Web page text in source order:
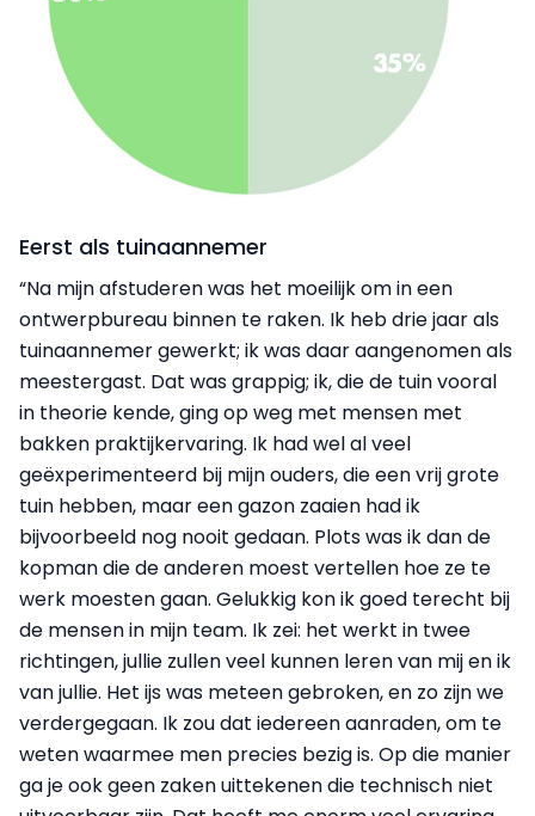
Eerst als tuinaannemer
“Na mijn afstuderen was het moeilijk om in een
ontwerpbureau binnen te raken. Ik heb drie jaar als
tuinaannemer gewerkt; ik was daar aangenomen als
meestergast. Dat was grappig; ik, die de tuin vooral
in theorie kende, ging op weg met mensen met
bakken praktijkervaring. Ik had wel al veel
geëxperimenteerd bij mijn ouders, die een vrij grote
tuin hebben, maar een gazon zaaien had ik
bijvoorbeeld nog nooit gedaan. Plots was ik dan de
kopman die de anderen moest vertellen hoe ze te
werk moesten gaan. Gelukkig kon ik goed terecht bij
de mensen in mijn team. Ik zei: het werkt in twee
richtingen, jullie zullen veel kunnen leren van mij en ik
van jullie. Het ijs was meteen gebroken, en zo zijn we
verdergegaan. Ik zou dat iedereen aanraden, om te
weten waarmee men precies bezig is. Op die manier
ga je ook geen zaken uittekenen die technisch niet